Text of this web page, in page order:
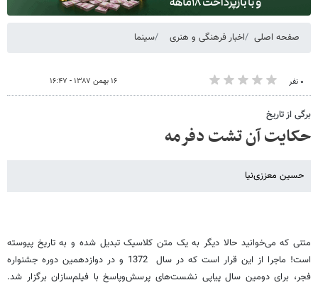
صفحه اصلی اخبار فرهنگی و هنری سینما
۰ نفر ۱۶ بهمن ۱۳۸۷ - ۱۶:۴۷
برگی از تاریخ
حکایت آن تشت دفرمه
حسین معززی‌نیا
متنی که میخوانید حالا دیگر به یک متن کلاسیک تبدیل شده و به تاریخ پیوسته
است! ماجرا از این قرار است که در سال و در دوازدهمین دوره جشنواره
فجر، برای دومین سال پیاپی نشستهای پرسشوپاسخ با فیلمسازان برگزار شد.